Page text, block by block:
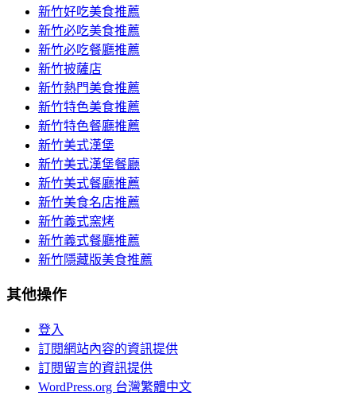
新竹好吃美食推薦
新竹必吃美食推薦
新竹必吃餐廳推薦
新竹披薩店
新竹熱門美食推薦
新竹特色美食推薦
新竹特色餐廳推薦
新竹美式漢堡
新竹美式漢堡餐廳
新竹美式餐廳推薦
新竹美食名店推薦
新竹義式窯烤
新竹義式餐廳推薦
新竹隱藏版美食推薦
其他操作
登入
訂閱網站內容的資訊提供
訂閱留言的資訊提供
WordPress.org 台灣繁體中文